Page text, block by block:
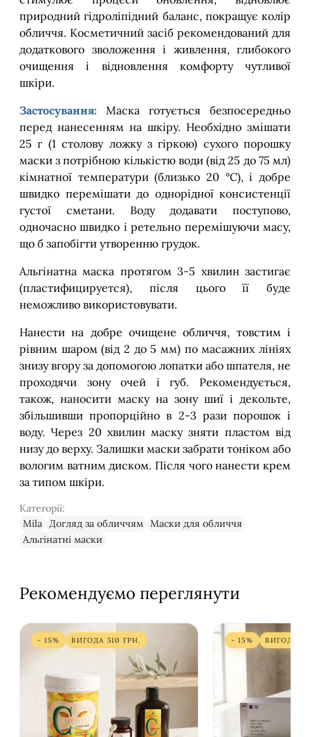
природний гідроліпідний баланс, покращує колір
обличчя. Косметичний засіб рекомендований для
додаткового зволоження і живлення, глибокого
очищення і відновлення комфорту чутливої
шкіри.
Застосування: Маска готується безпосередньо
перед нанесенням на шкіру. Необхідно змішати
25 г (1 столову ложку з гіркою) сухого порошку
маски з потрібною кількістю води (від 25 до 75 мл)
кімнатної температури (близько 20 °C), і добре
швидко перемішати до однорідної консистенції
густої сметани. Воду додавати поступово,
одночасно швидко і ретельно перемішуючи масу,
що б запобігти утворенню грудок.
Альгінатна маска протягом 3-5 хвилин застигає
(пластифицируется), після цього її буде
неможливо використовувати.
Нанести на добре очищене обличчя, товстим і
рівним шаром (від 2 до 5 мм) по масажних лініях
знизу вгору за допомогою лопатки або шпателя, не
проходячи зону очей і губ. Рекомендується,
також, наносити маску на зону шиї і декольте,
збільшивши пропорційно в 2-3 рази порошок і
воду. Через 20 хвилин маску зняти пластом від
низу до верху. Залишки маски забрати тоніком або
вологим ватним диском. Після чого нанести крем
за типом шкіри.
Категорії:
Mila Догляд за обличчям Маски для обличчя
Альгінатні маски
Рекомендуємо переглянути
- 15% ВИГОДА 510 ГРН. - 15% ВИГОДА